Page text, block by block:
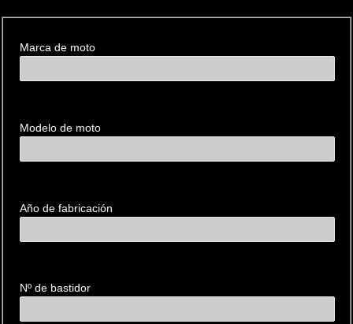
Marca de moto
Modelo de moto
Año de fabricación
Nº de bastidor